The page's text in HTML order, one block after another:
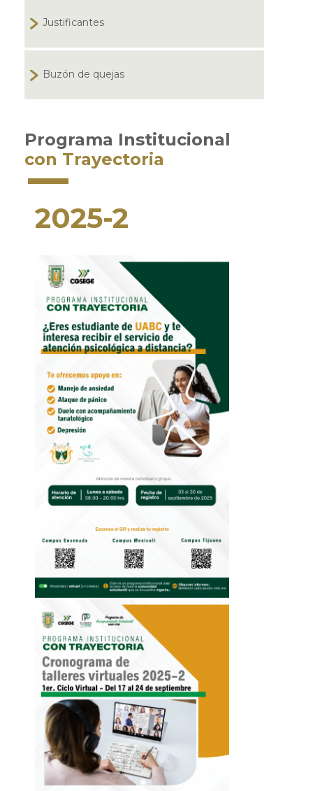
Justificantes
Buzón de quejas
Programa Institucional
con Trayectoria
2025-2